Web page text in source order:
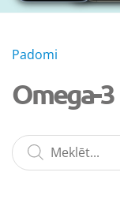
Padomi
Omega-3